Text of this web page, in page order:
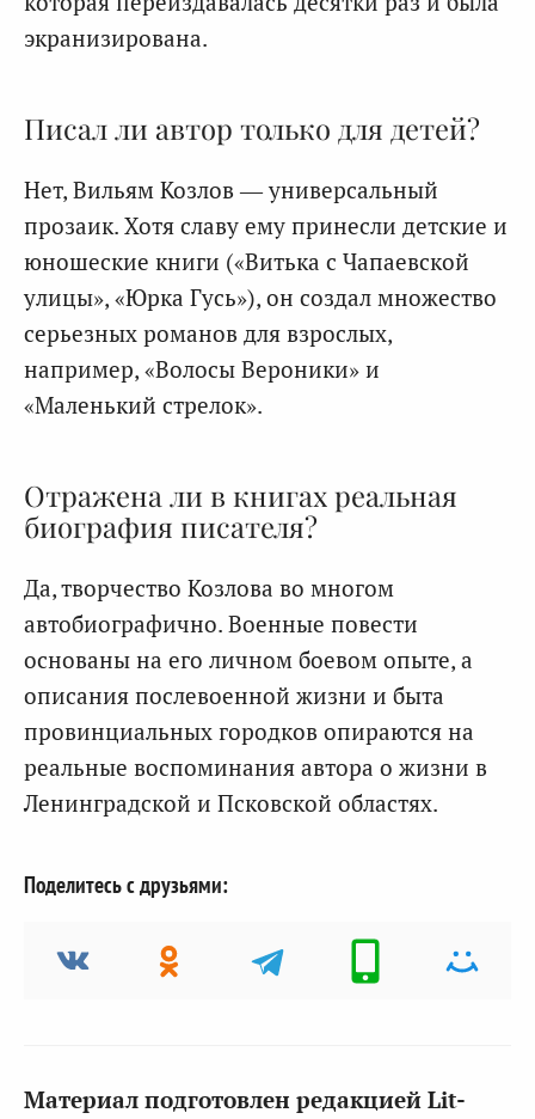
экранизирована.
Писал ли автор только для детей?
Нет, Вильям Козлов — универсальный
прозаик. Хотя славу ему принесли детские и
юношеские книги («Витька с Чапаевской
улицы», «Юрка Гусь»), он создал множество
серьезных романов для взрослых,
например, «Волосы Вероники» и
«Маленький стрелок».
Отражена ли в книгах реальная
биография писателя?
Да, творчество Козлова во многом
автобиографично. Военные повести
основаны на его личном боевом опыте, а
описания послевоенной жизни и быта
провинциальных городков опираются на
реальные воспоминания автора о жизни в
Ленинградской и Псковской областях.
Поделитесь с друзьями:
Материал подготовлен редакцией Lit-